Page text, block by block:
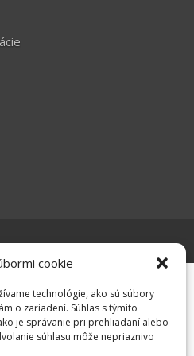
cookie
technológie, ako sú súbory
o zariadení. Súhlas s týmito
je správanie pri prehliadaní alebo
súhlasu môže nepriaznivo